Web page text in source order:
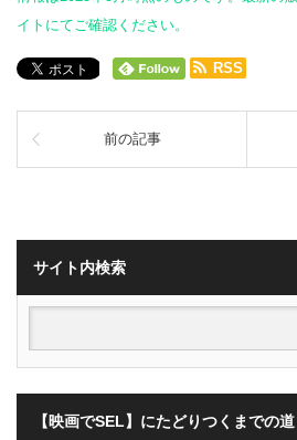
イトにてご確認ください。
RSS
前の記事
サイト内検索
【映画でSEL】にたどりつくまでの道